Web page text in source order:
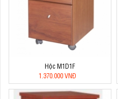
Hộc M1D1F
1.370.000 VNĐ